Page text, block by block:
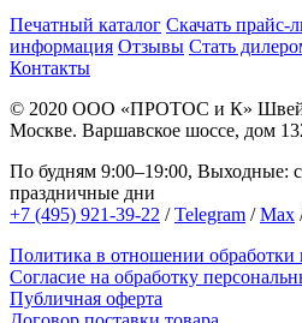
Печатный каталог Скачать прайс-
информация Отзывы Стать
Контакты
© 2020 ООО «ПРОТОС и К»
Москве. Варшавское шоссе, дом
По будням 9:00–19:00, Выходные:
праздничные дни
+7 (495) 921-39-22 /Telegram /Max
Политика в отношении
Согласие на обработку
Публичная оферта